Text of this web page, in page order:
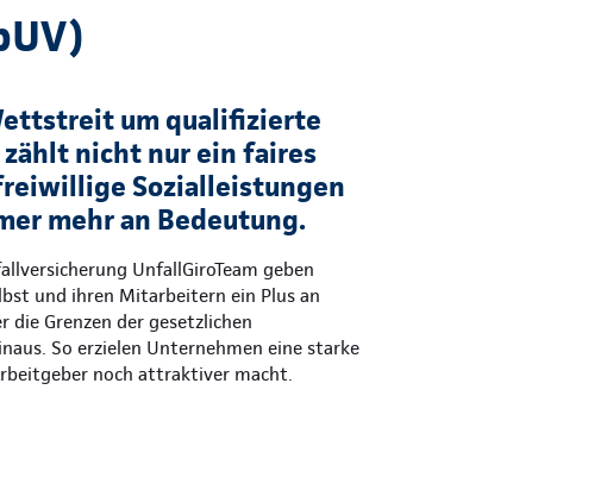
um qualifizierte
nicht nur ein faires
Sozialleistungen
mehr an Bedeutung.
UnfallGiroTeam geben
und ihren Mitarbeitern ein Plus an
die Grenzen der gesetzlichen
So erzielen Unternehmen eine starke
noch attraktiver macht.